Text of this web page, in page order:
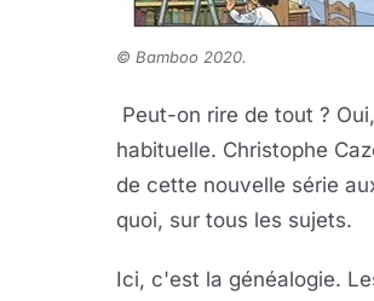
© Bamboo 2020.
Peut-on rire de tout ?
habituelle. Christophe
de cette nouvelle série
quoi, sur tous les sujets.
Ici, c'est la généalogie.